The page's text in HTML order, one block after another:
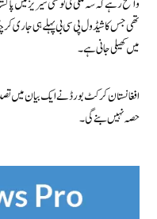
واضح رہے کہ سہ ملکی ٹی ٹوئنٹی سیریز میں
میں کھیلی جانی ہے۔
افغانستان کرکٹ بورڈ نے ایک بیان میں
حصہ نہیں بنے گی۔